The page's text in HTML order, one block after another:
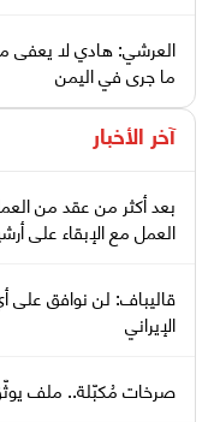
العرشي: هادي لا يعفى
ما جرى في اليمن
آخر الأخبار
بعد أكثر من عقد من
العمل مع الإبقاء على
قاليباف: لن نوافق
الإيراني
صرخات مُكبّلة.. ملف